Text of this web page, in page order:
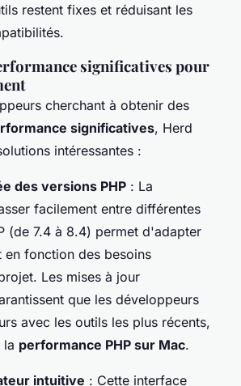
restent fixes et réduisant les
significatives pour
cherchant à obtenir des
significatives, Herd
intéressantes :
des versions PHP : La
facilement entre différentes
(de 7.4 à 8.4) permet d'adapter
en fonction des besoins
Les mises à jour
que les développeurs
avec les outils les plus récents,
la performance PHP sur Mac.
intuitive : Cette interface